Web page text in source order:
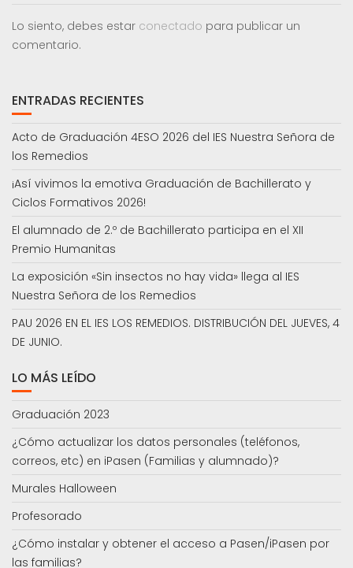
Lo siento, debes estar conectado para publicar un
comentario.
ENTRADAS RECIENTES
Acto de Graduación 4ESO 2026 del IES Nuestra Señora de
los Remedios
¡Así vivimos la emotiva Graduación de Bachillerato y
Ciclos Formativos 2026!
El alumnado de 2.º de Bachillerato participa en el XII
Premio Humanitas
La exposición «Sin insectos no hay vida» llega al IES
Nuestra Señora de los Remedios
PAU 2026 EN EL IES LOS REMEDIOS. DISTRIBUCIÓN DEL JUEVES, 4
DE JUNIO.
LO MÁS LEÍDO
Graduación 2023
¿Cómo actualizar los datos personales (teléfonos,
correos, etc) en iPasen (Familias y alumnado)?
Murales Halloween
Profesorado
¿Cómo instalar y obtener el acceso a Pasen/iPasen por
las familias?